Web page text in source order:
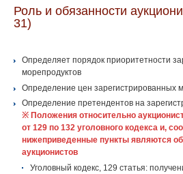
Роль и обязанности
31)
Определяет порядок приоритетности
морепродуктов
Определение цен зарегистрированных
Определение претендентов на
※ Положения относительно
от 129 по 132 уголовного кодекса и,
нижеприведенные пункты являются
аукционистов
Уголовный кодекс, 129 статья: